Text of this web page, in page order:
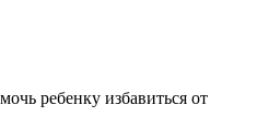
ребенку избавиться от